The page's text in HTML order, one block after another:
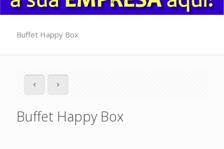
Buffet Happy Box
Buffet Happy Box